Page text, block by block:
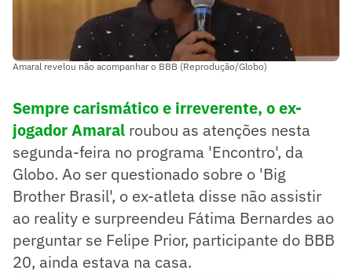
Amaral revelou não acompanhar o BBB (Reprodução/Globo)
Sempre carismático e irreverente, o ex-
jogador Amaral roubou as atenções nesta
segunda-feira no programa 'Encontro', da
Globo. Ao ser questionado sobre o 'Big
Brother Brasil', o ex-atleta disse não assistir
ao reality e surpreendeu Fátima Bernardes ao
perguntar se Felipe Prior, participante do BBB
20, ainda estava na casa.